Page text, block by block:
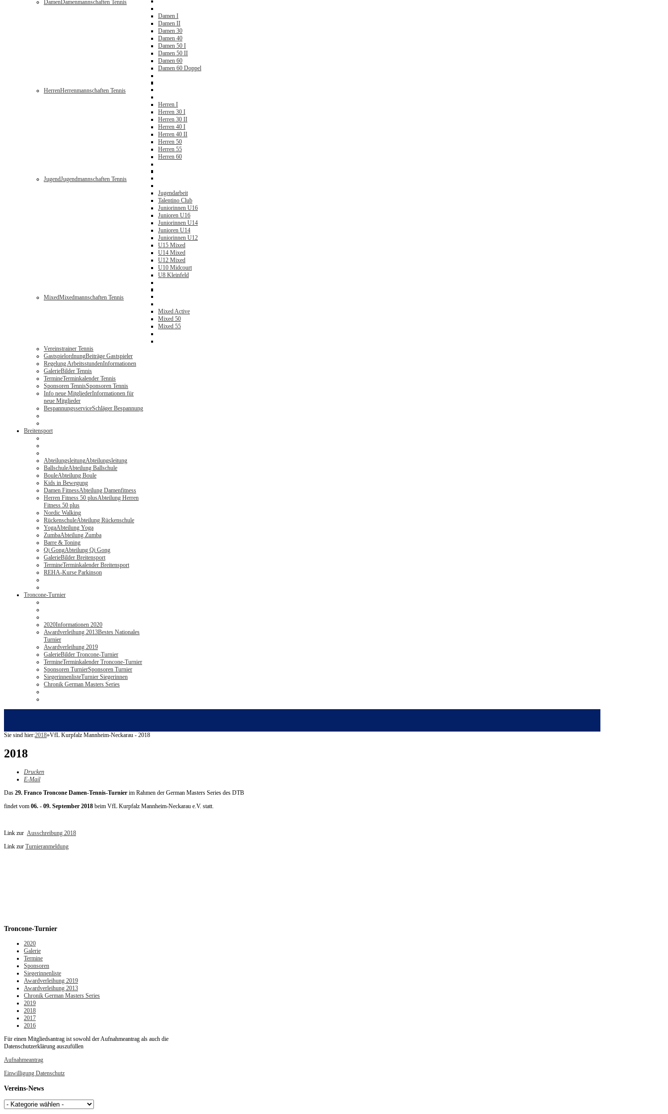
DamenDamenmannschaften Tennis
Damen I
Damen II
Damen 30
Damen 40
Damen 50 I
Damen 50 II
Damen 60
Damen 60 Doppel
HerrenHerrenmannschaften Tennis
Herren I
Herren 30 I
Herren 30 II
Herren 40 I
Herren 40 II
Herren 50
Herren 55
Herren 60
JugendJugendmannschaften Tennis
Jugendarbeit
Talentino Club
Juniorinnen U16
Junioren U16
Juniorinnen U14
Junioren U14
Juniorinnen U12
U15 Mixed
U14 Mixed
U12 Mixed
U10 Midcourt
U8 Kleinfeld
MixedMixedmannschaften Tennis
Mixed Active
Mixed 50
Mixed 55
Vereinstrainer Tennis
GastspielordnungBeiträge Gastspieler
Regelung ArbeitsstundenInformationen
GalerieBilder Tennis
TermineTerminkalender Tennis
Sponsoren TennisSponsoren Tennis
Info neue MitgliederInformationen für
neue Mitglieder
BespannungsserviceSchläger Bespannung
Breitensport
AbteilungsleitungAbteilungsleitung
BallschuleAbteilung Ballschule
BouleAbteilung Boule
Kids in Bewegung
Damen FitnessAbteilung Damenfitness
Herren Fitness 50 plusAbteilung Herren
Fitness 50 plus
Nordic Walking
RückenschuleAbteilung Rückenschule
YogaAbteilung Yoga
ZumbaAbteilung Zumba
Barre & Toning
Qi GongAbteilung Qi Gong
GalerieBilder Breitensport
TermineTerminkalender Breitensport
REHA-Kurse Parkinson
Troncone-Turnier
2020Informationen 2020
Awardverleihung 2013Bestes Nationales
Turnier
Awardverleihung 2019
GalerieBilder Troncone-Turnier
TermineTerminkalender Troncone-Turnier
Sponsoren TurnierSponsoren Turnier
SiegerinnenlisteTurnier Siegerinnen
Chronik German Masters Series
Sie sind hier:2018»VfL Kurpfalz Mannheim-Neckarau - 2018
2018
Drucken
E-Mail
Das 29. Franco Troncone Damen-Tennis-Turnier im Rahmen der German Masters Series des DTB
findet vom 06. - 09. September 2018 beim VfL Kurpfalz Mannheim-Neckarau e.V. statt.
Link zur Ausschreibung 2018
Link zur Turnieranmeldung
Troncone-Turnier
2020
Galerie
Termine
Sponsoren
Siegerinnenliste
Awardverleihung 2019
Awardverleihung 2013
Chronik German Masters Series
2019
2018
2017
2016
Für einen Mitgliedsantrag ist sowohl der Aufnahmeantrag als auch die
Datenschutzerklärung auszufüllen
Aufnahmeantrag
Einwilligung Datenschutz
Vereins-News